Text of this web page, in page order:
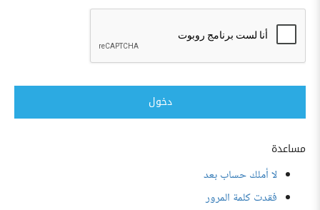
دخول
مساعدة
لا أملك حساب بعد
فقدت كلمة المرور